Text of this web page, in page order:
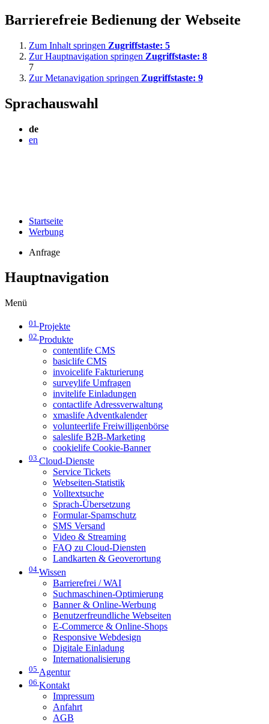
Barrierefreie Bedienung der Webseite
Zum Inhalt springen Zugriffstaste: 5
Zur Hauptnavigation springen Zugriffstaste: 8
7
Zur Metanavigation springen Zugriffstaste: 9
Sprachauswahl
de
en
Startseite
Werbung
Anfrage
Hauptnavigation
Menü
01 Projekte
02 Produkte
contentlife CMS
basiclife CMS
invoicelife Fakturierung
surveylife Umfragen
invitelife Einladungen
contactlife Adressverwaltung
xmaslife Adventkalender
volunteerlife Freiwilligenbörse
saleslife B2B-Marketing
cookielife Cookie-Banner
03 Cloud-Dienste
Service Tickets
Webseiten-Statistik
Volltextsuche
Sprach-Übersetzung
Formular-Spamschutz
SMS Versand
Video & Streaming
FAQ zu Cloud-Diensten
Landkarten & Geoverortung
04 Wissen
Barrierefrei / WAI
Suchmaschinen-Optimierung
Banner & Online-Werbung
Benutzerfreundliche Webseiten
E-Commerce & Online-Shops
Responsive Webdesign
Digitale Einladung
Internationalisierung
05 Agentur
06 Kontakt
Impressum
Anfahrt
AGB